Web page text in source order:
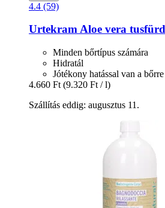
4.4 (59)
UrtekramAloe vera
Minden bőrtípus számára
Hidratál
Jótékony hatással van a bőrre
4.660 Ft (9.320 Ft / l)
Szállítás eddig: augusztus 11.